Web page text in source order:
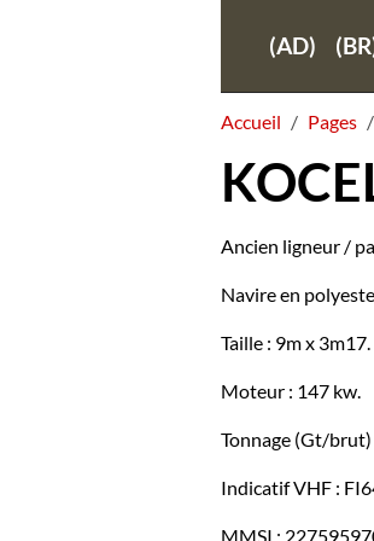
(AD)
Accueil Pages
Ancien ligneur /
Navire en
Taille : 9m x 3m17.
Moteur : 147 kw.
Tonnage (Gt/brut)
Indicatif VHF :
MMSI :